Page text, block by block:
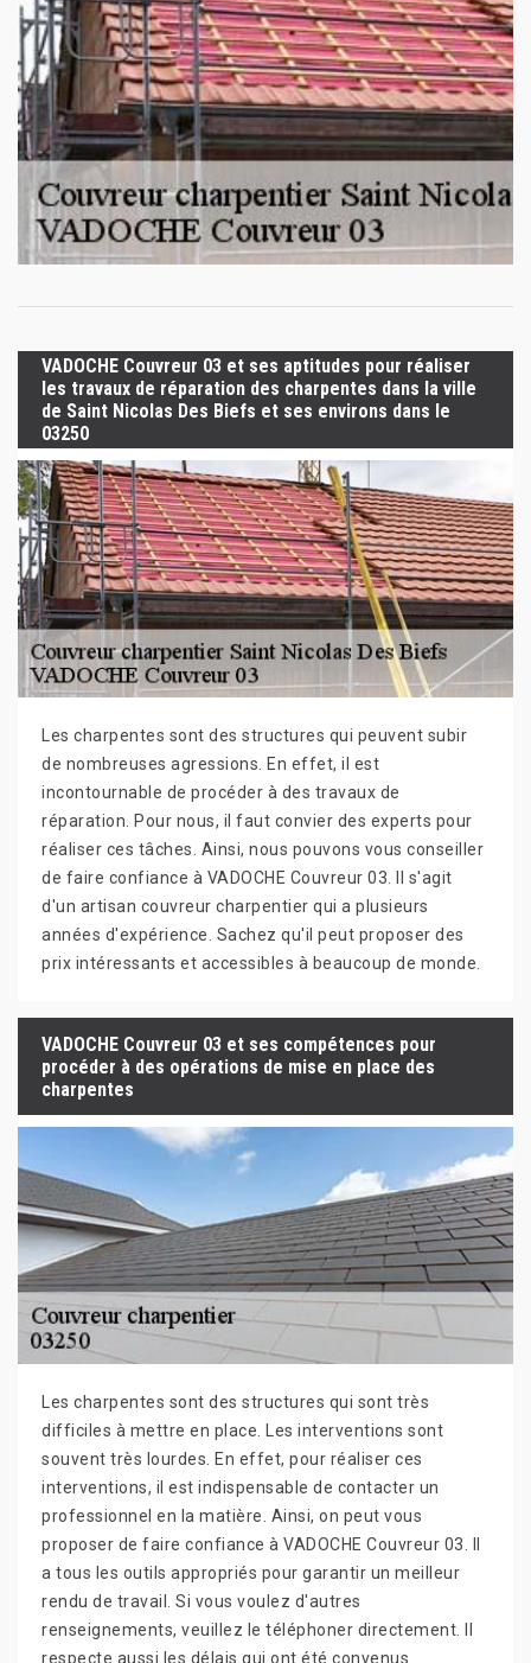
VADOCHE Couvreur 03 et ses aptitudes pour réaliser
les travaux de réparation des charpentes dans la ville
de Saint Nicolas Des Biefs et ses environs dans le
03250
Les charpentes sont des structures qui peuvent subir
de nombreuses agressions. En effet, il est
incontournable de procéder à des travaux de
réparation. Pour nous, il faut convier des experts pour
réaliser ces tâches. Ainsi, nous pouvons vous conseiller
de faire confiance à VADOCHE Couvreur 03. Il s'agit
d'un artisan couvreur charpentier qui a plusieurs
années d'expérience. Sachez qu'il peut proposer des
prix intéressants et accessibles à beaucoup de monde.
VADOCHE Couvreur 03 et ses compétences pour
procéder à des opérations de mise en place des
charpentes
Les charpentes sont des structures qui sont très
difficiles à mettre en place. Les interventions sont
souvent très lourdes. En effet, pour réaliser ces
interventions, il est indispensable de contacter un
professionnel en la matière. Ainsi, on peut vous
proposer de faire confiance à VADOCHE Couvreur 03. Il
a tous les outils appropriés pour garantir un meilleur
rendu de travail. Si vous voulez d'autres
renseignements, veuillez le téléphoner directement. Il
respecte aussi les délais qui ont été convenus.